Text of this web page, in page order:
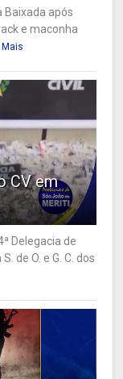
Baixada após
e maconha
Mais
CV em
Delegacia de
de O. e G. C. dos